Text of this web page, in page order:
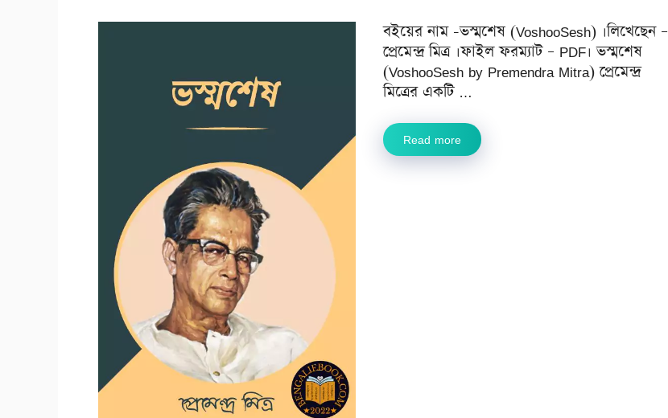
বইয়ের নাম -ভস্মশেষ (VoshooSesh) ।লিখেছেন –
প্রেমেন্দ্র মিত্র ।ফাইল ফরম্যাট – PDF। ভস্মশেষ
(VoshooSesh by Premendra Mitra) প্রেমেন্দ্র
মিত্রের একটি …
Read more